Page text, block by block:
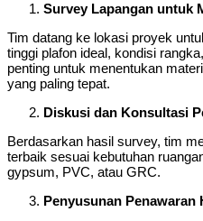
Survey Lapangan untuk
Tim datang ke lokasi proyek
tinggi plafon ideal, kondisi
penting untuk menentukan
yang paling tepat.
Diskusi dan Konsultasi
Berdasarkan hasil survey, tim
terbaik sesuai kebutuhan
gypsum, PVC, atau GRC.
Penyusunan Penawaran